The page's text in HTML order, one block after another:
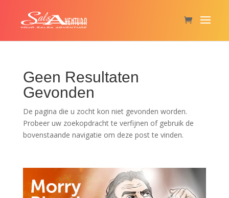
Geen Resultaten
Gevonden
De pagina die u zocht kon niet gevonden worden.
Probeer uw zoekopdracht te verfijnen of gebruik de
bovenstaande navigatie om deze post te vinden.